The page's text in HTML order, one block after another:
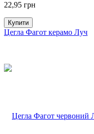
22,95 грн
Купити
Цегла Фагот керамо Луч